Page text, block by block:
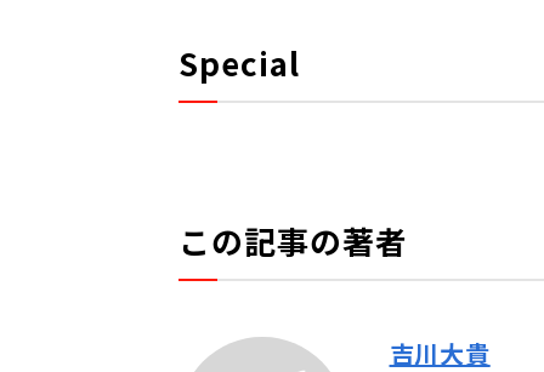
Special
この記事の著者
吉川大貴